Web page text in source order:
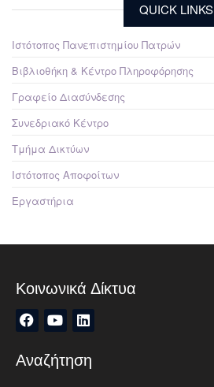
QUICK LINKS
Ιστότοπος Πανεπιστημίου Πατρών
Βιβλιοθήκη & Κέντρο Πληροφόρησης
Γραφείο Διασύνδεσης
Συνεδριακό Κέντρο
Τμήμα Δικτύων
Ιστότοπος Αποφοίτων
Εργαστήρια
Κοινωνικά Δίκτυα
Αναζήτηση